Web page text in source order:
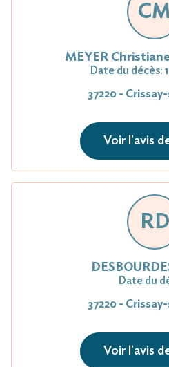
CM
MEYER
Date du décès:
37220 -
Voir l'avis
RD
Date du
37220 -
Voir l'avis